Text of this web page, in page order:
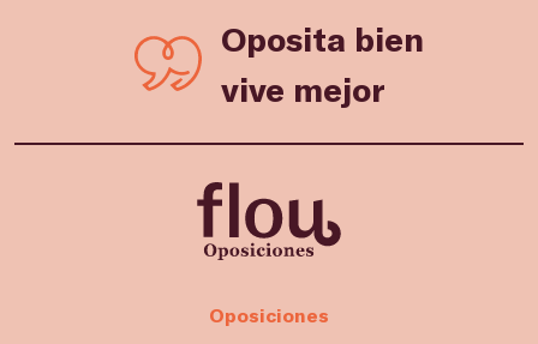
Oposita bien
vive mejor
Oposiciones